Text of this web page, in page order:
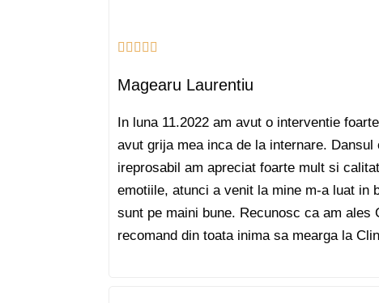
Magearu Laurentiu
In luna 11.2022 am avut o interventie
avut grija mea inca de la internare.
ireprosabil am apreciat foarte mult si
emotiile, atunci a venit la mine m-a luat
sunt pe maini bune. Recunosc ca am
recomand din toata inima sa mearga la